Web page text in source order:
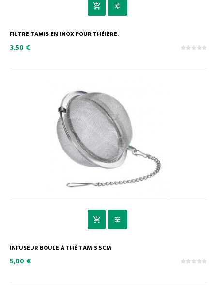
FILTRE TAMIS EN INOX POUR THÉIÈRE.
3,50 €
INFUSEUR BOULE À THÉ TAMIS 5CM
5,00 €